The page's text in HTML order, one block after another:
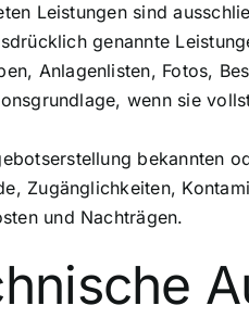
Leistungen sind
genannte
Anlagenlisten, Fotos,
wenn sie
bekannten
Zugänglichkeiten,
und Nachträgen.